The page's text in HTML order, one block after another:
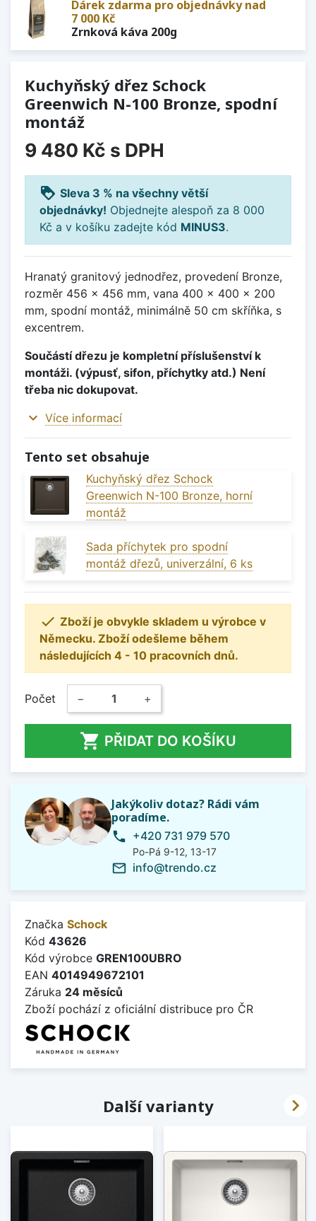
Dárek zdarma pro objednávky nad
7 000 Kč
Zrnková káva 200g
Kuchyňský dřez Schock
Greenwich N-100 Bronze, spodní
montáž
9 480 Kč s DPH
loyalty Sleva 3 % na všechny větší
objednávky! Objednejte alespoň za 8 000
Kč a v košíku zadejte kód MINUS3.
Hranatý granitový jednodřez, provedení Bronze,
rozměr 456 x 456 mm, vana 400 x 400 x 200
mm, spodní montáž, minimálně 50 cm skříňka, s
excentrem.
Součástí dřezu je kompletní příslušenství k
montáži. (výpusť, sifon, příchytky atd.) Není
třeba nic dokupovat.
expand_more Více informací
Tento set obsahuje
Kuchyňský dřez Schock
Greenwich N-100 Bronze, horní
montáž
Sada příchytek pro spodní
montáž dřezů, univerzální, 6 ks
 Zboží je obvykle skladem u výrobce v
Německu. Zboží odešleme během
následujících 4 - 10 pracovních dnů.
Počet − +
 PŘIDAT DO KOŠÍKU
Jakýkoliv dotaz? Rádi vám
poradíme.
phone +420 731 979 570
Po-Pá 9-12, 13-17
mail_outline info@trendo.cz
Značka Schock
Kód 43626
Kód výrobce GREN100UBRO
EAN 4014949672101
Záruka 24 měsíců
Zboží pochází z oficiální distribuce pro ČR
Další varianty 